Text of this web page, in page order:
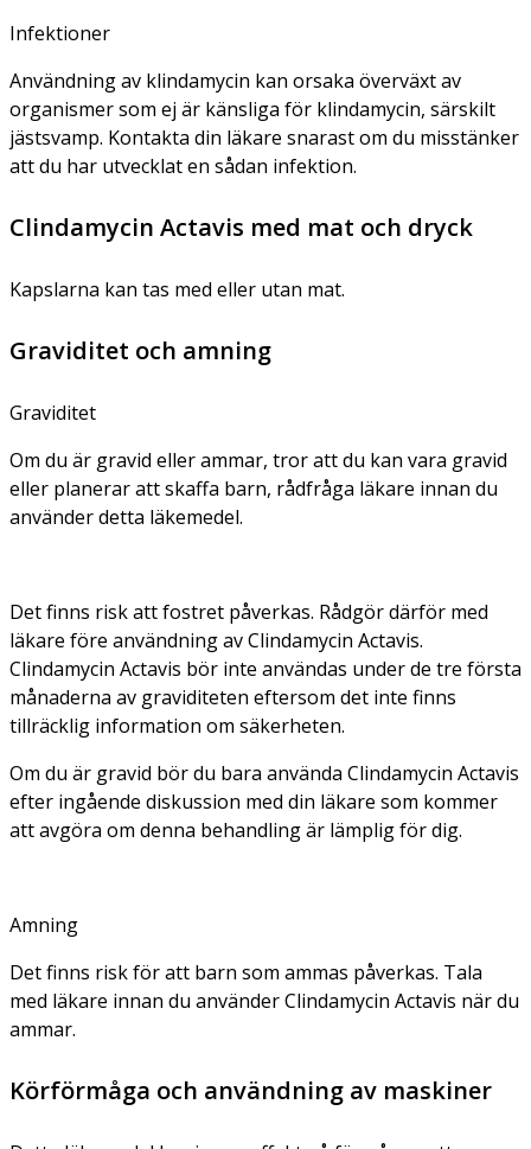
Infektioner
Användning av klindamycin kan orsaka överväxt av
organismer som ej är känsliga för klindamycin, särskilt
jästsvamp. Kontakta din läkare snarast om du misstänker
att du har utvecklat en sådan infektion.
Clindamycin Actavis med mat och dryck
Kapslarna kan tas med eller utan mat.
Graviditet och amning
Graviditet
Om du är gravid eller ammar, tror att du kan vara gravid
eller planerar att skaffa barn, rådfråga läkare innan du
använder detta läkemedel.
Det finns risk att fostret påverkas. Rådgör därför med
läkare före användning av Clindamycin Actavis.
Clindamycin Actavis bör inte användas under de tre första
månaderna av graviditeten eftersom det inte finns
tillräcklig information om säkerheten.
Om du är gravid bör du bara använda Clindamycin Actavis
efter ingående diskussion med din läkare som kommer
att avgöra om denna behandling är lämplig för dig.
Amning
Det finns risk för att barn som ammas påverkas. Tala
med läkare innan du använder Clindamycin Actavis när du
ammar.
Körförmåga och användning av maskiner